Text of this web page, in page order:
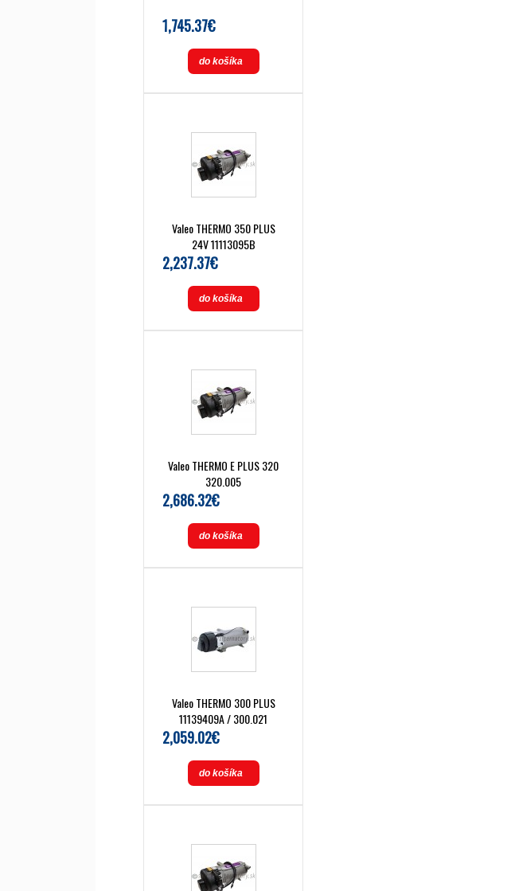
1,745.37€
do košíka
Valeo THERMO 350 PLUS
24V 11113095B
2,237.37€
do košíka
Valeo THERMO E PLUS 320
320.005
2,686.32€
do košíka
Valeo THERMO 300 PLUS
11139409A / 300.021
2,059.02€
do košíka